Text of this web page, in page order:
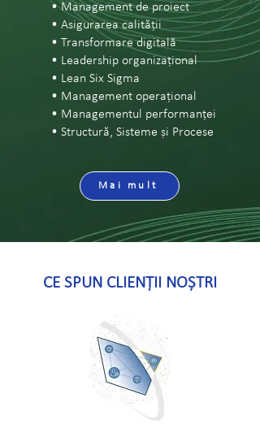
• Lean Six Sigma
• Management operațional
• Managementul performanței
• Structură, Sisteme și Procese
• Management de proiect
• Asigurarea calității
• Transformare digitală
• Leadership organizațional
Mai mult
CE SPUN CLIENȚII NOȘTRI